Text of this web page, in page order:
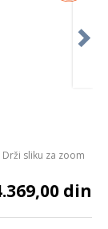
Drži sliku za zoom
din